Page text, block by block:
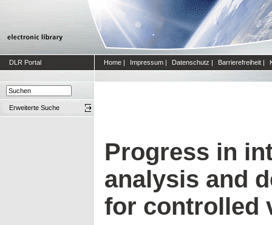
DLR Portal Home | Impressum | Datenschutz | Barrierefreiheit |
Erweiterte Suche
Progress in
analysis and
for controlled